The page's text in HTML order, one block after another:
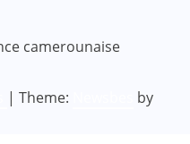
camerounaise
| Theme:
by